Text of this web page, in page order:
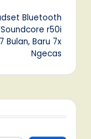
Bluetooth
r50i
Bulan, Baru 7x
Ngecas